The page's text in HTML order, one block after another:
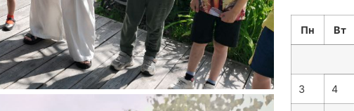
Пн
Вт
3 4